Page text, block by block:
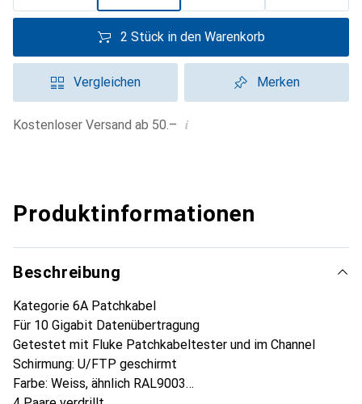
2 Stück in den Warenkorb
Vergleichen Merken
Kostenloser Versand ab 50.– i
Produktinformationen
Beschreibung
Kategorie 6A Patchkabel
Für 10 Gigabit Datenübertragung
Getestet mit Fluke Patchkabeltester und im Channel
Schirmung: U/FTP geschirmt
Farbe: Weiss, ähnlich RAL9003